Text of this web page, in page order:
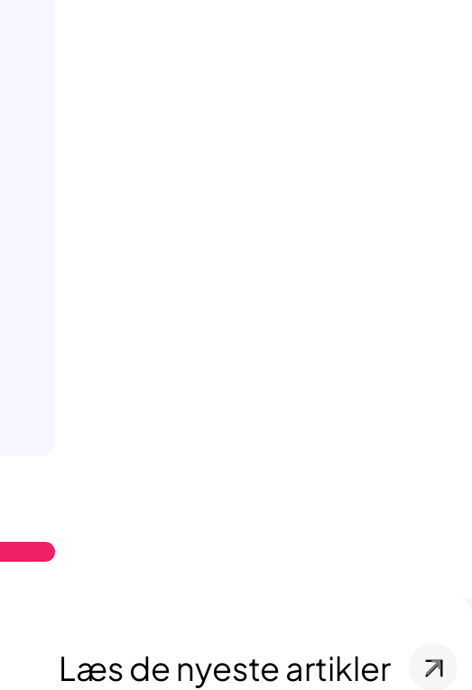
Læs de nyeste artikler